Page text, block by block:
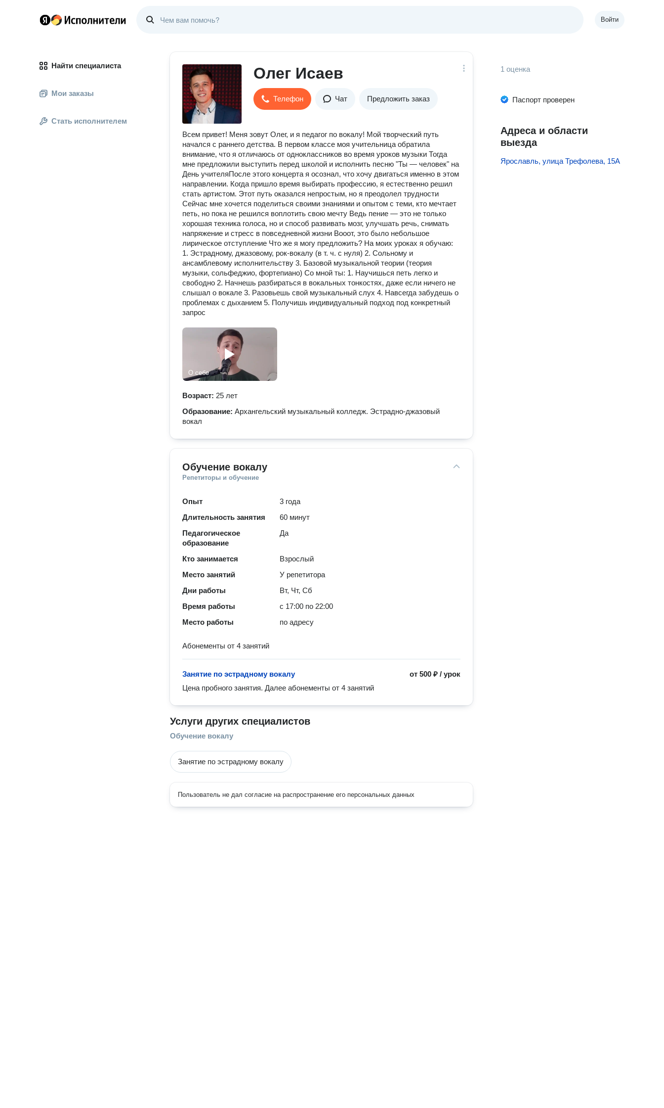
Войти
Найти специалиста
Мои заказы
Стать исполнителем
Олег Исаев
Телефон Чат Предложить заказ
Всем привет! Меня зовут Олег, и я педагог по вокалу! Мой творческий путь
начался с раннего детства. В первом классе моя учительница обратила
внимание, что я отличаюсь от одноклассников во время уроков музыки Тогда
мне предложили выступить перед школой и исполнить песню "Ты — человек" на
День учителяПосле этого концерта я осознал, что хочу двигаться именно в этом
направлении. Когда пришло время выбирать профессию, я естественно решил
стать артистом. Этот путь оказался непростым, но я преодолел трудности
Сейчас мне хочется поделиться своими знаниями и опытом с теми, кто мечтает
петь, но пока не решился воплотить свою мечту Ведь пение — это не только
хорошая техника голоса, но и способ развивать мозг, улучшать речь, снимать
напряжение и стресс в повседневной жизни Вооот, это было небольшое
лирическое отступление Что же я могу предложить? На моих уроках я обучаю:
1. Эстрадному, джазовому, рок-вокалу (в т. ч. с нуля) 2. Сольному и
ансамблевому исполнительству 3. Базовой музыкальной теории (теория
музыки, сольфеджио, фортепиано) Со мной ты: 1. Научишься петь легко и
свободно 2. Начнешь разбираться в вокальных тонкостях, даже если ничего не
слышал о вокале 3. Разовьешь свой музыкальный слух 4. Навсегда забудешь о
проблемах с дыханием 5. Получишь индивидуальный подход под конкретный
запрос
О себе
Возраст: 25 лет
Образование: Архангельский музыкальный колледж. Эстрадно-джазовый
вокал
Обучение вокалу
Репетиторы и обучение
Опыт
3 года
Длительность занятия
60 минут
Педагогическое
образование
Да
Кто занимается
Взрослый
Место занятий
У репетитора
Дни работы
Вт, Чт, Сб
Время работы
с 17:00 по 22:00
Место работы
по адресу
Абонементы от 4 занятий
от500 ₽ /урок
Занятие по эстрадному вокалу
Цена пробного занятия. Далее абонементы от 4 занятий
Услуги других специалистов
Обучение вокалу
Занятие по эстрадному вокалу
Пользователь не дал согласие на распространение его персональных данных
1 оценка
Паспорт проверен
Адреса и области
выезда
Ярославль, улица Трефолева, 15А